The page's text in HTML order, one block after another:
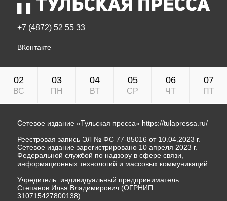
+7 (4872) 52 55 33
ВКонтакте
02
ВС
03
ПН
04
ВТ
05
СР
06
ЧТ
07
ПТ
Сетевое издание «Тульская пресса» https://tulapressa.ru/
Реестровая запись ЭЛ № ФС 77-85016 от 10.04.2023 г.
Сетевое издание зарегистрировано 10 апреля 2023 г.
Федеральной службой по надзору в сфере связи,
информационных технологий и массовых коммуникаций.
Учредитель: индивидуальный предприниматель
Степанов Илья Владимирович (ОГРНИП
310715427800138).